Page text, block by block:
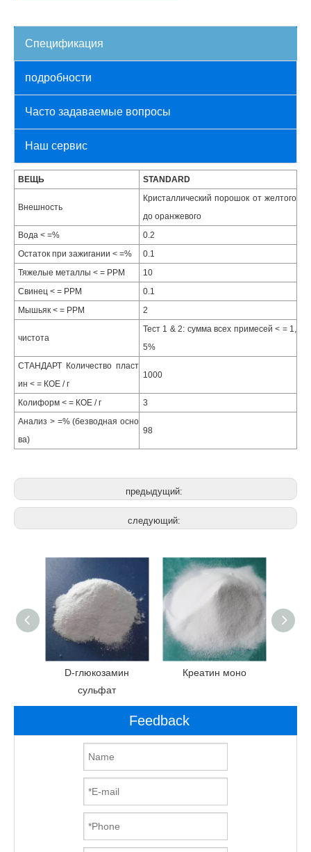
Спецификация
подробности
Часто задаваемые вопросы
Наш сервис
ВЕЩЬ STANDARD
Внешность
Кристаллический порошок от желтого
до оранжевого
Вода < =%
0.2
Остаток при зажигании < =%
0.1
Тяжелые металлы < = PPM
10
Свинец < = PPM
0.1
Мышьяк < = PPM
2
чистота
Тест 1 & 2: сумма всех примесей < = 1,
5%
СТАНДАРТ Количество пласт
ин < = КОЕ / г
1000
Колиформ < = КОЕ / г
3
Анализ > =% (безводная осно
ва)
98
предыдущий:
следующий:
D-глюкозамин
сульфат
Креатин моно
Feedback